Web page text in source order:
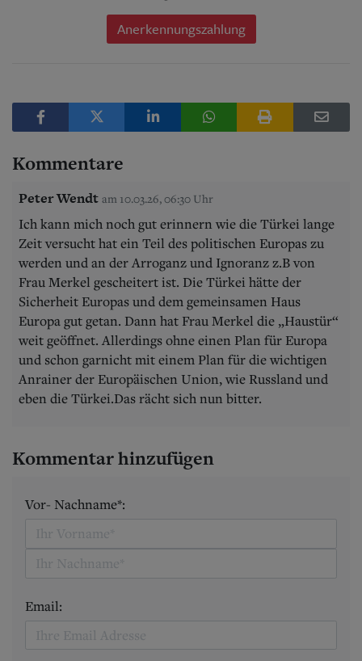
Anerkennungszahlung
Kommentare
Peter Wendt am 10.03.26, 06:30 Uhr
Ich kann mich noch gut erinnern wie die Türkei lange
Zeit versucht hat ein Teil des politischen Europas zu
werden und an der Arroganz und Ignoranz z.B von
Frau Merkel gescheitert ist. Die Türkei hätte der
Sicherheit Europas und dem gemeinsamen Haus
Europa gut getan. Dann hat Frau Merkel die „Haustür“
weit geöffnet. Allerdings ohne einen Plan für Europa
und schon garnicht mit einem Plan für die wichtigen
Anrainer der Europäischen Union, wie Russland und
eben die Türkei.Das rächt sich nun bitter.
Kommentar hinzufügen
Vor- Nachname*:
Email: